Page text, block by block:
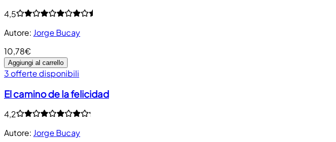
4,5
Autore: Jorge Bucay
10,78€
Aggiungi al carrello
3 offerte disponibili
El camino de la felicidad
4,2
Autore: Jorge Bucay